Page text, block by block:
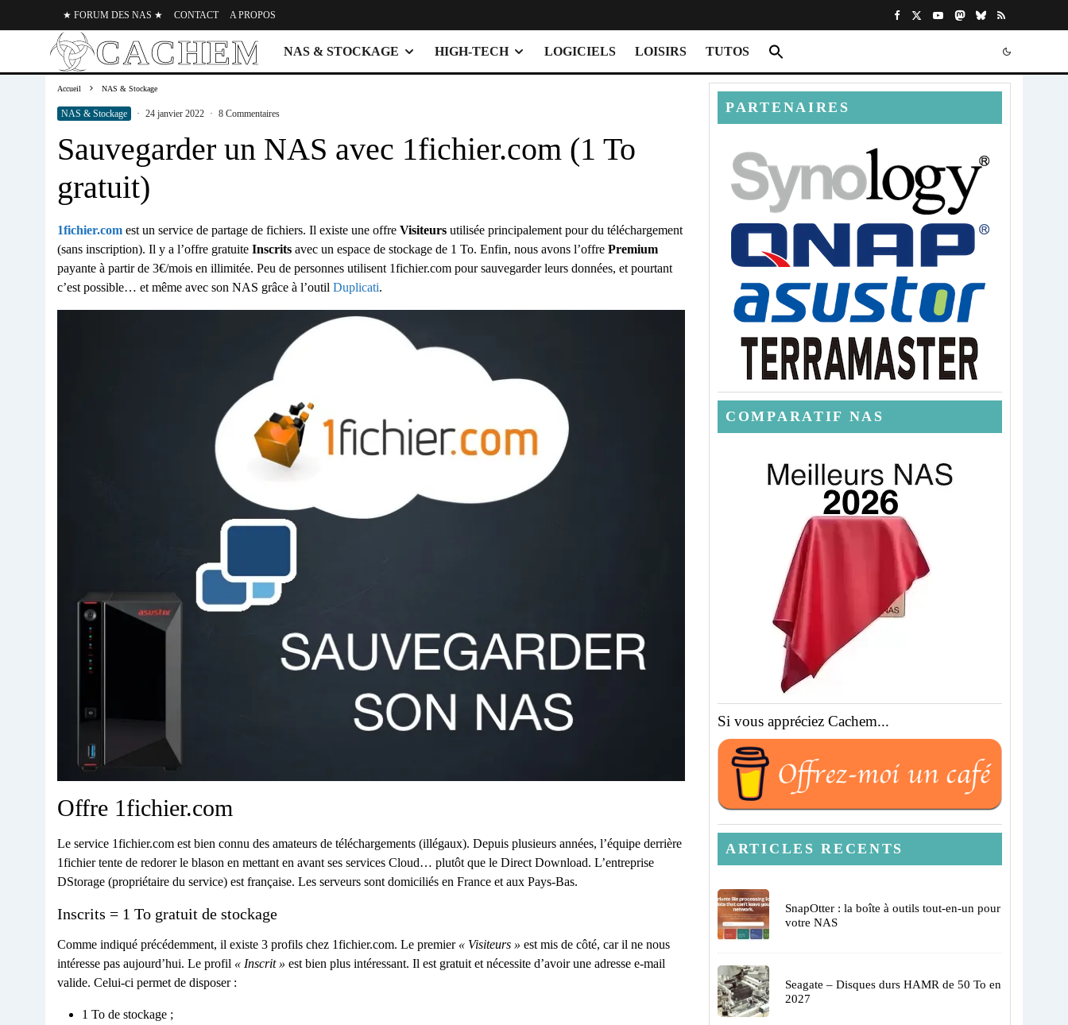
★ FORUM DES NAS ★ CONTACT A PROPOS
NAS & STOCKAGE HIGH-TECH LOGICIELS LOISIRS TUTOS
Accueil NAS & Stockage
NAS & Stockage · 24 janvier 2022 · 8 Commentaires
Sauvegarder un NAS avec 1fichier.com (1 To
gratuit)
1fichier.com est un service de partage de fichiers. Il existe une offre Visiteurs utilisée principalement pour du téléchargement
(sans inscription). Il y a l’offre gratuite Inscrits avec un espace de stockage de 1 To. Enfin, nous avons l’offre Premium
payante à partir de 3€/mois en illimitée. Peu de personnes utilisent 1fichier.com pour sauvegarder leurs données, et pourtant
c’est possible… et même avec son NAS grâce à l’outil Duplicati.
Offre 1fichier.com
Le service 1fichier.com est bien connu des amateurs de téléchargements (illégaux). Depuis plusieurs années, l’équipe derrière
1fichier tente de redorer le blason en mettant en avant ses services Cloud… plutôt que le Direct Download. L’entreprise
DStorage (propriétaire du service) est française. Les serveurs sont domiciliés en France et aux Pays-Bas.
Inscrits = 1 To gratuit de stockage
Comme indiqué précédemment, il existe 3 profils chez 1fichier.com. Le premier « Visiteurs » est mis de côté, car il ne nous
intéresse pas aujourd’hui. Le profil « Inscrit » est bien plus intéressant. Il est gratuit et nécessite d’avoir une adresse e-mail
valide. Celui-ci permet de disposer :
1 To de stockage ;
PARTENAIRES
COMPARATIF NAS
Si vous appréciez Cachem...
ARTICLES RECENTS
SnapOtter : la boîte à outils tout-en-un pour
votre NAS
Seagate – Disques durs HAMR de 50 To en
2027